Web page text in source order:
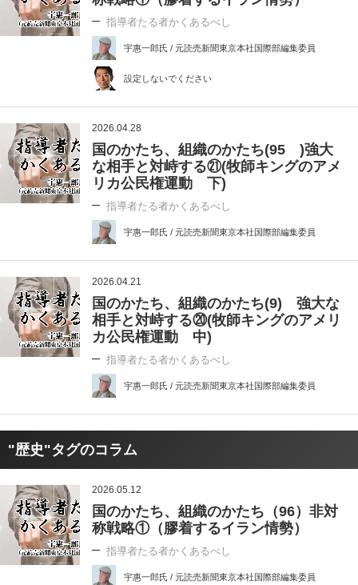
指導者たる者かくあるべし
宇惠一郎氏 / 元読売新聞東京本社国際部編集委員
設定しないでください
2026.04.28
国のかたち、組織のかたち(95 )強大
な相手と対峙する㉑(牧師キングのアメ
リカ公民権運動 下)
指導者たる者かくあるべし
宇惠一郎氏 / 元読売新聞東京本社国際部編集委員
2026.04.21
国のかたち、組織のかたち(9) 強大な
相手と対峙する⑳(牧師キングのアメリ
カ公民権運動 中)
指導者たる者かくあるべし
宇惠一郎氏 / 元読売新聞東京本社国際部編集委員
"歴史"タグのコラム
2026.05.12
国のかたち、組織のかたち（96）非対
称戦略①（膠着するイラン情勢）
指導者たる者かくあるべし
宇惠一郎氏 / 元読売新聞東京本社国際部編集委員